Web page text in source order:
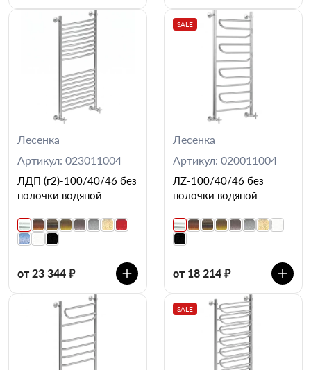
Лесенка
Артикул: 023011004
ЛДП (г2)-100/40/46 без
полочки водяной
от 23 344 ₽
SALE
Лесенка
Артикул: 020011004
ЛZ-100/40/46 без
полочки водяной
от 18 214 ₽
SALE